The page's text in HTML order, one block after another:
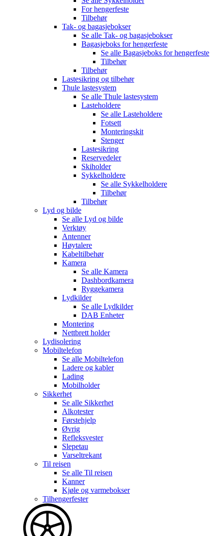
For hengerfeste
Tilbehør
Tak- og bagasjebokser
Se alle Tak- og bagasjebokser
Bagasjeboks for hengerfeste
Se alle Bagasjeboks for hengerfeste
Tilbehør
Tilbehør
Lastesikring og tilbehør
Thule lastesystem
Se alle Thule lastesystem
Lasteholdere
Se alle Lasteholdere
Fotsett
Monteringskit
Stenger
Lastesikring
Reservedeler
Skiholder
Sykkelholdere
Se alle Sykkelholdere
Tilbehør
Tilbehør
Lyd og bilde
Se alle Lyd og bilde
Verktøy
Antenner
Høytalere
Kabeltilbehør
Kamera
Se alle Kamera
Dashbordkamera
Ryggekamera
Lydkilder
Se alle Lydkilder
DAB Enheter
Montering
Nettbrett holder
Lydisolering
Mobiltelefon
Se alle Mobiltelefon
Ladere og kabler
Lading
Mobilholder
Sikkerhet
Se alle Sikkerhet
Alkotester
Førstehjelp
Øvrig
Refleksvester
Slepetau
Varseltrekant
Til reisen
Se alle Til reisen
Kanner
Kjøle og varmebokser
Tilhengerfester